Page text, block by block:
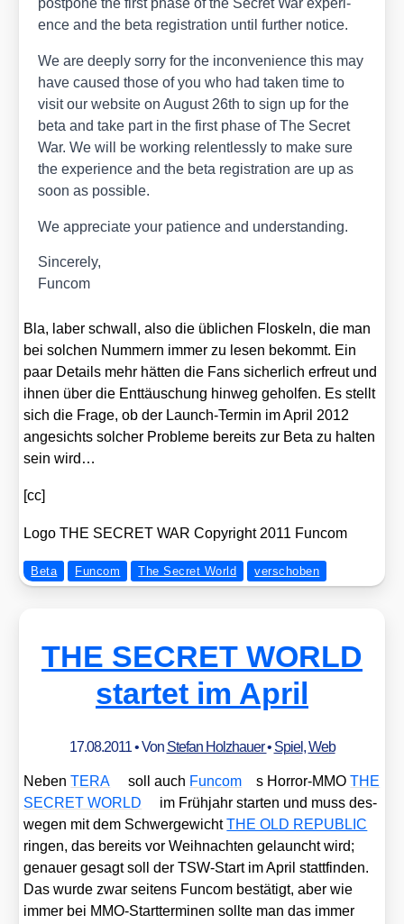
post­po­ne the first pha­se of the Secret War expe­ri­
ence and the beta regis­tra­ti­on until fur­ther noti­ce.
We are deep­ly sor­ry for the incon­ve­ni­ence this may
have cau­sed tho­se of you who had taken time to
visit our web­site on August 26th to sign up for the
beta and take part in the first pha­se of The Secret
War. We will be working relent­less­ly to make sure
the expe­ri­ence and the beta regis­tra­ti­on are up as
soon as pos­si­ble.
We app­re­cia­te your pati­ence and under­stan­ding.
Sin­ce­re­ly,
Fun­com
Bla, laber schwall, also die übli­chen Flos­keln, die man
bei sol­chen Num­mern immer zu lesen bekommt. Ein
paar Details mehr hät­ten die Fans sicher­lich erfreut und
ihnen über die Ent­täu­schung hin­weg gehol­fen. Es stellt
sich die Fra­ge, ob der Launch-Ter­min im April 2012
ange­sichts sol­cher Pro­ble­me bereits zur Beta zu hal­ten
sein wird…
[cc]
Logo THE SECRET WAR Copy­right 2011 Fun­com
Beta Funcom The Secret World verschoben
THE SECRET WORLD
startet im April
17.08.2011• Von Stefan Holzhauer• Spiel,Web
NebenTERA soll auch Fun­com s Hor­ror-MMOTHE
SECRET WORLD
im Früh­jahr star­ten und muss des­
we­gen mit dem Schwer­ge­wichtTHE OLD REPUBLIC
rin­gen, das bereits vor Weih­nach­ten gelauncht wird;
genau­er gesagt soll der TSW-Start im April statt­fin­den.
Das wur­de zwar sei­tens Fun­com bestä­tigt, aber wie
immer bei MMO-Start­ter­mi­nen soll­te man das immer